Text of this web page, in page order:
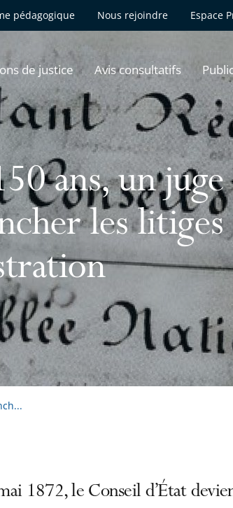
pédagogique Nous rejoindre Espace
de justice Avis consultatifs
ans, un
les litiges
1872, le Conseil d’État